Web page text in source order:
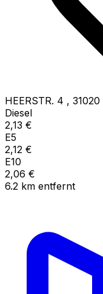
HEERSTR. 4 , 31020
Diesel
2,13 €
E5
2,12 €
E10
2,06 €
6.2 km entfernt